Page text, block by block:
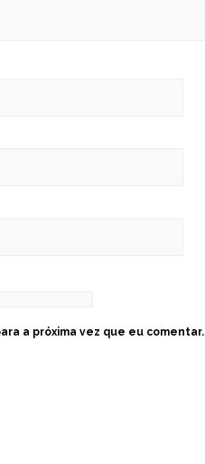
a próxima vez que eu comentar.